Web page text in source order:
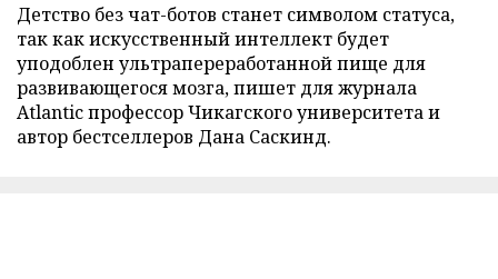
Детство без чат-ботов станет символом статуса,
так как искусственный интеллект будет
уподоблен ультрапереработанной пище для
развивающегося мозга, пишет для журнала
Atlantic профессор Чикагского университета и
автор бестселлеров Дана Саскинд.